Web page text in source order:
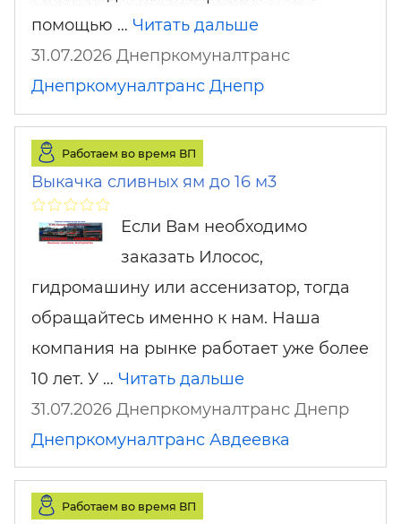
помощью … Читать дальше
31.07.2026 Днепркомуналтранс
Днепркомуналтранс Днепр
Работаем во время ВП
Выкачка сливных ям до 16 м3
Если Вам необходимо
заказать Илосос,
гидромашину или ассенизатор, тогда
обращайтесь именно к нам. Наша
компания на рынке работает уже более
10 лет. У … Читать дальше
31.07.2026 Днепркомуналтранс Днепр
Днепркомуналтранс Авдеевка
Работаем во время ВП